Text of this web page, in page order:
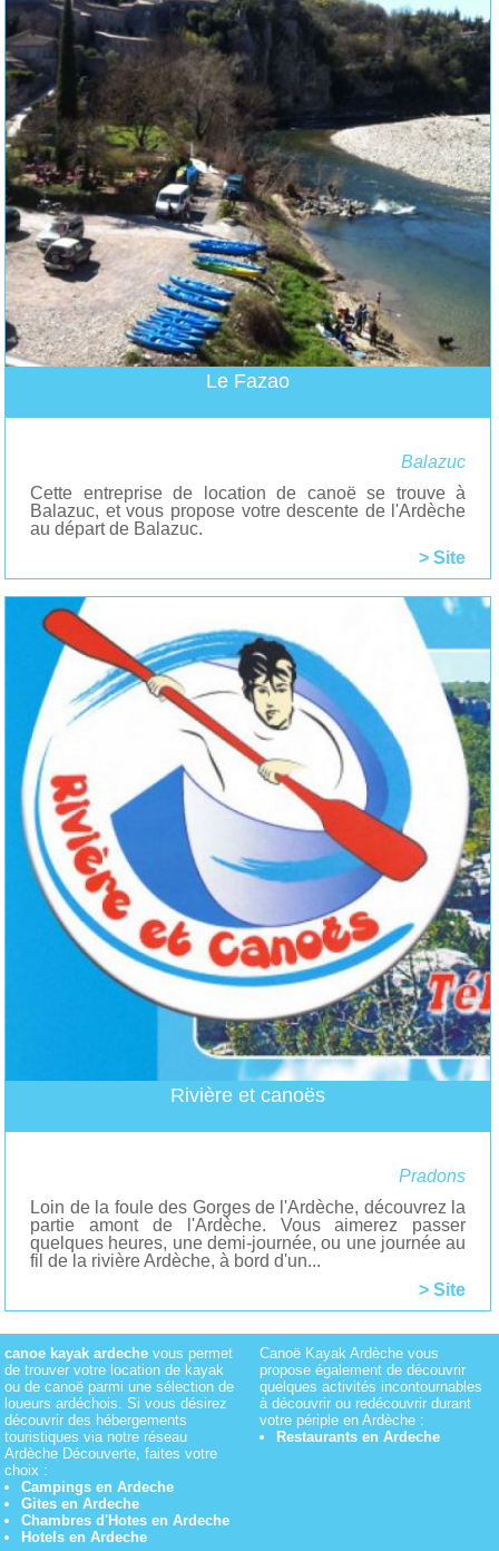
Le Fazao
Balazuc
Cette entreprise de location de canoë se trouve à
Balazuc, et vous propose votre descente de l'Ardèche
au départ de Balazuc.
> Site
Rivière et canoës
Pradons
Loin de la foule des Gorges de l'Ardèche, découvrez la
partie amont de l'Ardèche. Vous aimerez passer
quelques heures, une demi-journée, ou une journée au
fil de la rivière Ardèche, à bord d'un...
> Site
canoe kayak ardeche vous permet
de trouver votre location de kayak
ou de canoë parmi une sélection de
loueurs ardéchois. Si vous désirez
découvrir des hébergements
touristiques via notre réseau
Ardèche Découverte, faites votre
choix :
Campings en Ardeche
Gites en Ardeche
Chambres d'Hotes en Ardeche
Hotels en Ardeche
Canoë Kayak Ardèche vous
propose également de découvrir
quelques activités incontournables
à découvrir ou redécouvrir durant
votre périple en Ardèche :
Restaurants en Ardeche